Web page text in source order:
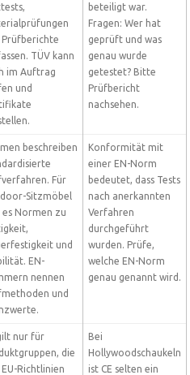
Prüfberichte
TÜV kann
im Auftrag
und
beteiligt war.
Fragen: Wer hat
geprüft und was
genau wurde
getestet? Bitte
Prüfbericht
nachsehen.
beschreiben
Für
Sitzmöbel
es Normen zu
und
EN-
nennen
und
Konformität mit
einer EN-Norm
bedeutet, dass Tests
nach anerkannten
Verfahren
durchgeführt
wurden. Prüfe,
welche EN-Norm
genau genannt wird.
nur für
die
Richtlinien
Bei
Hollywoodschaukeln
ist CE selten ein